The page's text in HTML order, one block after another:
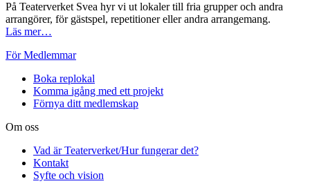
På Teaterverket Svea hyr vi ut lokaler till fria grupper och andra
arrangörer, för gästspel, repetitioner eller andra arrangemang.
Läs mer…
För Medlemmar
Boka replokal
Komma igång med ett projekt
Förnya ditt medlemskap
Om oss
Vad är Teaterverket/Hur fungerar det?
Kontakt
Syfte och vision